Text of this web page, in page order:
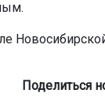
Поделиться